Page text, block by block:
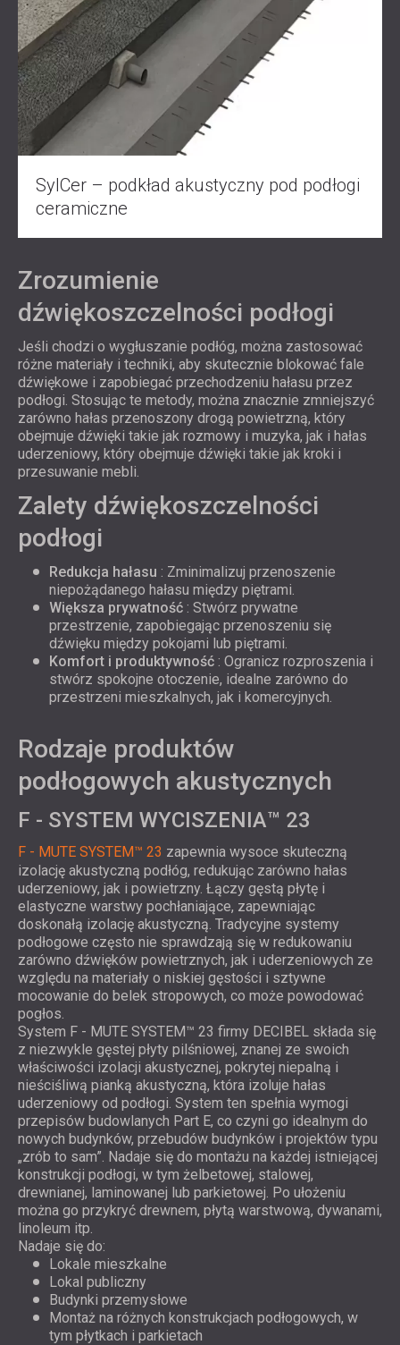
SylCer – podkład akustyczny pod podłogi
ceramiczne
Zrozumienie
dźwiękoszczelności podłogi
Jeśli chodzi o wygłuszanie podłóg, można zastosować
różne materiały i techniki, aby skutecznie blokować fale
dźwiękowe i zapobiegać przechodzeniu hałasu przez
podłogi. Stosując te metody, można znacznie zmniejszyć
zarówno hałas przenoszony drogą powietrzną, który
obejmuje dźwięki takie jak rozmowy i muzyka, jak i hałas
uderzeniowy, który obejmuje dźwięki takie jak kroki i
przesuwanie mebli.
Zalety dźwiękoszczelności
podłogi
Redukcja hałasu : Zminimalizuj przenoszenie
niepożądanego hałasu między piętrami.
Większa prywatność : Stwórz prywatne
przestrzenie, zapobiegając przenoszeniu się
dźwięku między pokojami lub piętrami.
Komfort i produktywność : Ogranicz rozproszenia i
stwórz spokojne otoczenie, idealne zarówno do
przestrzeni mieszkalnych, jak i komercyjnych.
Rodzaje produktów
podłogowych akustycznych
F - SYSTEM WYCISZENIA™ 23
F - MUTE SYSTEM™ 23 zapewnia wysoce skuteczną
izolację akustyczną podłóg, redukując zarówno hałas
uderzeniowy, jak i powietrzny. Łączy gęstą płytę i
elastyczne warstwy pochłaniające, zapewniając
doskonałą izolację akustyczną. Tradycyjne systemy
podłogowe często nie sprawdzają się w redukowaniu
zarówno dźwięków powietrznych, jak i uderzeniowych ze
względu na materiały o niskiej gęstości i sztywne
mocowanie do belek stropowych, co może powodować
pogłos.
System F - MUTE SYSTEM™ 23 firmy DECIBEL składa się
z niezwykle gęstej płyty pilśniowej, znanej ze swoich
właściwości izolacji akustycznej, pokrytej niepalną i
nieściśliwą pianką akustyczną, która izoluje hałas
uderzeniowy od podłogi. System ten spełnia wymogi
przepisów budowlanych Part E, co czyni go idealnym do
nowych budynków, przebudów budynków i projektów typu
„zrób to sam”. Nadaje się do montażu na każdej istniejącej
konstrukcji podłogi, w tym żelbetowej, stalowej,
drewnianej, laminowanej lub parkietowej. Po ułożeniu
można go przykryć drewnem, płytą warstwową, dywanami,
linoleum itp.
Nadaje się do:
Lokale mieszkalne
Lokal publiczny
Budynki przemysłowe
Montaż na różnych konstrukcjach podłogowych, w
tym płytkach i parkietach